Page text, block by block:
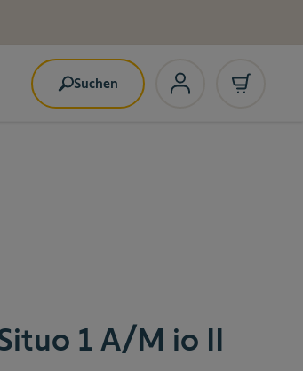
Suchen
1 A/M io II